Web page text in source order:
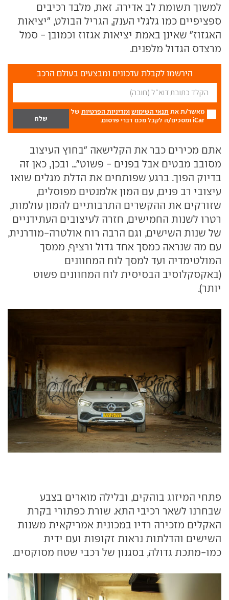
למשוך תשומת לב אדירה. זאת, מלבד רכיבים
ספציפיים כמו גלגלי הענק, הגריל הבולט, "יציאות
האגזוז" שאינן באמת יציאות אגזוז וכמובן - סמל
מרצדס הגדול מלפנים.
הירשמו לקבלת עדכונים ומבצעים בעולם הרכב
מאשר/ת את תנאי השימוש ומדיניות הפרטיות של
iCar ומסכים/ה לקבל מכם דברי פרסום.
אתם מכירים כבר את הקלישאה "בחוץ העיצוב
מסובב מבטים אבל בפנים - פשוט"... ובכן, כאן זה
בדיוק הפוך. ברגע שפותחים את הדלת מגלים שואו
עיצובי רב פנים, עם המון אלמנטים מפוסלים,
שזורקים את ההקשרים התרבותיים להמון עולמות,
רטרו לשנות החמישים, חזרה לעיצובים העתידניים
של שנות השישים, וגם הרבה רוח אולטרה-מודרנית,
עם מה שנראה כמסך אחד גדול ורציף, ממסך
המולטימדיה ועד למסך לוח המחוונים
(באקסקלוסיב הבסיסית לוח המחוונים פשוט
יותר).
פתחי המיזוג בוהקים, ובלילה מוארים בצבע
שבחרנו לשאר רכיבי התא. שורת כפתורי בקרת
האקלים מזכירה רדיו במכונית אמריקאית משנות
השישים והדלתות נראות זקופות ועם ידית
כמו-מתכת גדולה, בסגנון של רכבי שטח מסוקסים.